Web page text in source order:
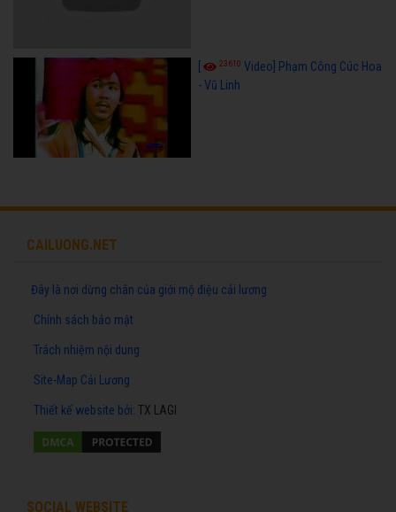
23610 Video] Phạm Công Cúc Hoa
- Vũ Linh
CAILUONG.NET
Đây là nơi dừng chân của giới mộ điệu cải lương
Chính sách bảo mật
Trách nhiệm nội dung
Site-Map Cải Lương
Thiết kế website bởi: TX LAGI
SOCIAL WEBSITE